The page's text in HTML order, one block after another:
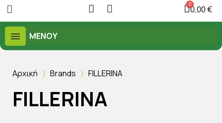
0,00 €
ΜΕΝΟΎ
Αρχική Brands FILLERINA
FILLERINA